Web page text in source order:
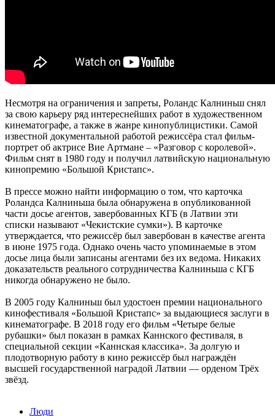
Несмотря на ограничения и запреты, Роландс Калниньш снял
за свою карьеру ряд интереснейших работ в художественном
кинематографе, а также в жанре кинопублицистики. Самой
известной документальной работой режиссёра стал фильм-
портрет об актрисе Вие Артмане – «Разговор с королевой».
Фильм снят в 1980 году и получил латвийскую национальную
кинопремию «Большой Кристапс».
В прессе можно найти информацию о том, что карточка
Роландса Калниньша была обнаружена в опубликованной
части досье агентов, завербованных КГБ (в Латвии эти
списки называют «Чекистские сумки»). В карточке
утверждается, что режиссёр был завербован в качестве агента
в июне 1975 года. Однако очень часто упоминаемые в этом
досье лица были записаны агентами без их ведома. Никаких
доказательств реального сотрудничества Калниньша с КГБ
никогда обнаружено не было.
В 2005 году Калниньш был удостоен премии национального
кинофестиваля «Большой Кристапс» за выдающиеся заслуги в
кинематографе. В 2018 году его фильм «Четыре белые
рубашки» был показан в рамках Каннского фестиваля, в
специальной секции «Каннская классика». За долгую и
плодотворную работу в кино режиссёр был награждён
высшей государственной наградой Латвии — орденом Трёх
звёзд.
Люди